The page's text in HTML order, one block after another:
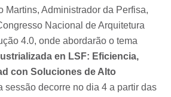
Martins, Administrador da Perfisa,
Nacional de Arquitetura
4.0, onde abordarão o tema
en LSF: Eficiencia,
con Soluciones de Alto
sessão decorre no dia 4 a partir das